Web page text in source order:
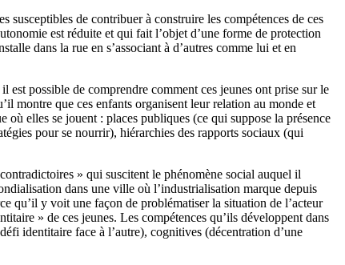
susceptibles de contribuer à construire les compétences de ces
est réduite et qui fait l’objet d’une forme de protection
dans la rue en s’associant à d’autres comme lui et en
est possible de comprendre comment ces jeunes ont prise sur le
montre que ces enfants organisent leur relation au monde et
où elles se jouent : places publiques (ce qui suppose la présence
pour se nourrir), hiérarchies des rapports sociaux (qui
» qui suscitent le phénomène social auquel il
dans une ville où l’industrialisation marque depuis
qu’il y voit une façon de problématiser la situation de l’acteur
» de ces jeunes. Les compétences qu’ils développent dans
identitaire face à l’autre), cognitives (décentration d’une